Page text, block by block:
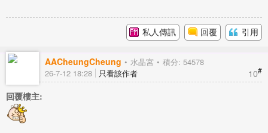
私人傳訊 回覆 引用
AACheungCheung 水晶宮 積分: 54578
10#
26-7-12 18:28 只看該作者
回覆樓主: